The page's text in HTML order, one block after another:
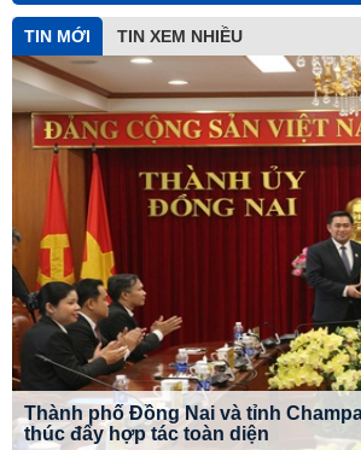
TIN MỚI TIN XEM NHIỀU
Thêm 500 cây bần trắng được
Thắm tình đoàn kết tại Liên hoan